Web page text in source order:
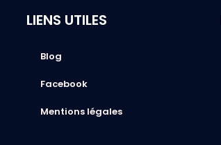
LIENS UTILES
Blog
Facebook
Mentions légales